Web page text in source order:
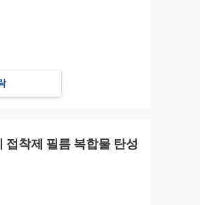
착제 필름 복합물 탄성